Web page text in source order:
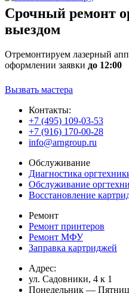
Срочный ремонт
выездом
Отремонтируем лазерный
оформлении заявки до 12:00
Вызвать мастера
Контакты:
+7 (495) 109-03-53
+7 (916) 170-00-28
info@arngroup.ru
Обслуживание
Диагностика
Обслуживание
Восстановление
Ремонт
Ремонт принтеров
Ремонт МФУ
Заправка картриджей
Адрес:
ул. Садовники, 4 к 1
Понедельник —